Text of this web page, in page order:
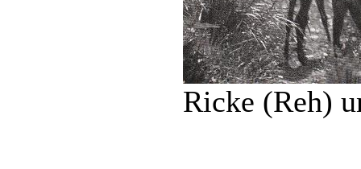
Ricke (Reh)